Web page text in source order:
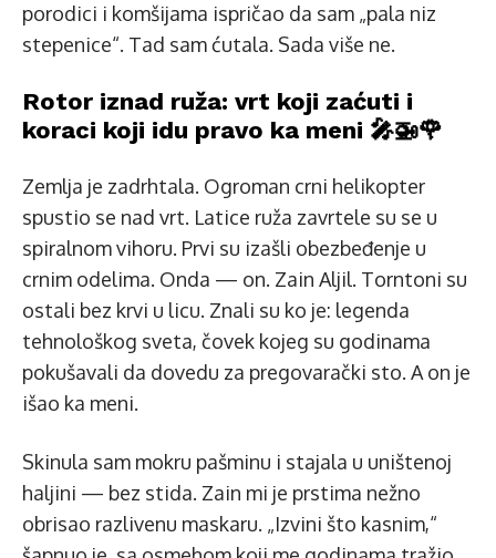
porodici i komšijama ispričao da sam „pala niz
stepenice“. Tad sam ćutala. Sada više ne.
Rotor iznad ruža: vrt koji zaćuti i
koraci koji idu pravo ka meni 🎤🚁🌹
Zemlja je zadrhtala. Ogroman crni helikopter
spustio se nad vrt. Latice ruža zavrtele su se u
spiralnom vihoru. Prvi su izašli obezbeđenje u
crnim odelima. Onda — on. Zain Aljil. Torntoni su
ostali bez krvi u licu. Znali su ko je: legenda
tehnološkog sveta, čovek kojeg su godinama
pokušavali da dovedu za pregovarački sto. A on je
išao ka meni.
Skinula sam mokru pašminu i stajala u uništenoj
haljini — bez stida. Zain mi je prstima nežno
obrisao razlivenu maskaru. „Izvini što kasnim,“